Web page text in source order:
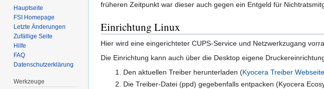
früheren Zeitpunkt war dieser auch gegen ein Entgeld für
Einrichtung Linux
Hier wird eine eingerichteter CUPS-Service und Netzwerkzugang
Die Einrichtung kann auch über die Desktop eigene
Den aktuellen Treiber herunterladen (Kyocera Treiber Webseite
Die Treiber-Datei (ppd) gegebenfalls entpacken (Kyocera
Hauptseite
FSI Homepage
Letzte Änderungen
Zufällige Seite
Hilfe
FAQ
Datenschutzerklärung
Werkzeuge